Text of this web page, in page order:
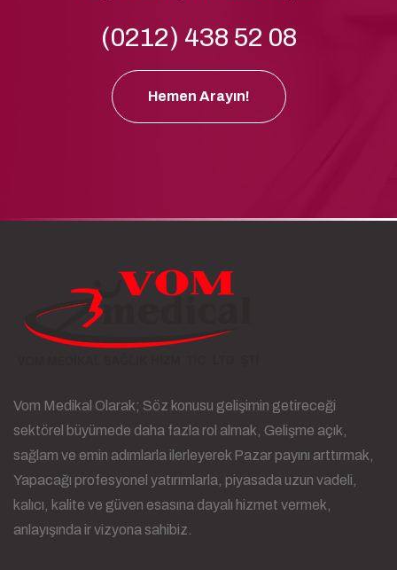
(0212) 438 52 08
Hemen Arayın!
Vom Medikal Olarak; Söz konusu gelişimin getireceği
sektörel büyümede daha fazla rol almak, Gelişme açık,
sağlam ve emin adımlarla ilerleyerek Pazar payını arttırmak,
Yapacağı profesyonel yatırımlarla, piyasada uzun vadeli,
kalıcı, kalite ve güven esasına dayalı hizmet vermek,
anlayışında ir vizyona sahibiz.